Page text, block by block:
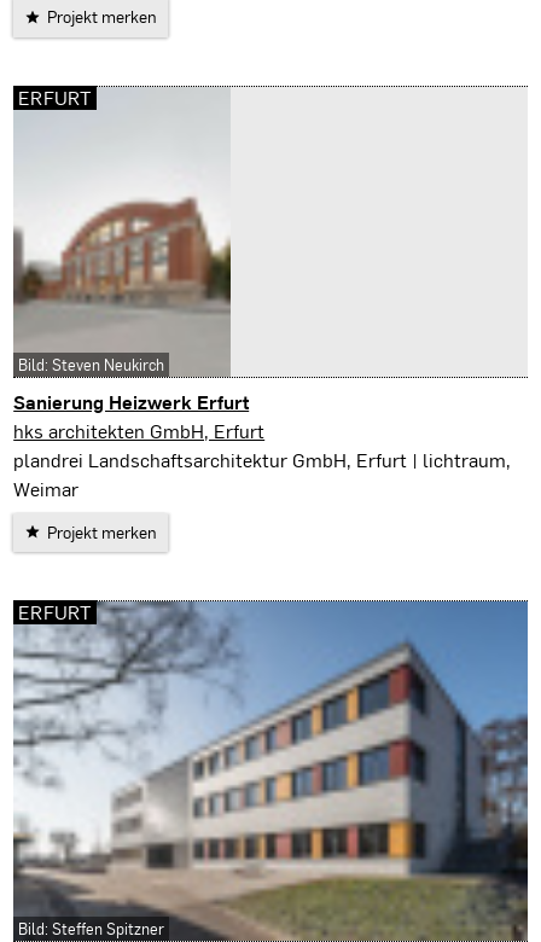
Projekt merken
Sanierung Heizwerk Erfurt
Erfurt
hks architekten GmbH, Erfurt
plandrei Landschaftsarchitektur GmbH, Erfurt | lichtraum,
Weimar
Projekt merken
ERFURT
Bild: Steven Neukirch
ERFURT
Bild: Steffen Spitzner